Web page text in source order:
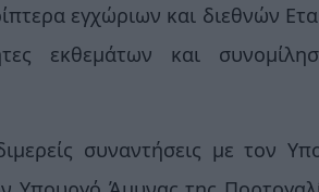
εγχώριων και διεθνών
εκθεμάτων και
συναντήσεις με τον